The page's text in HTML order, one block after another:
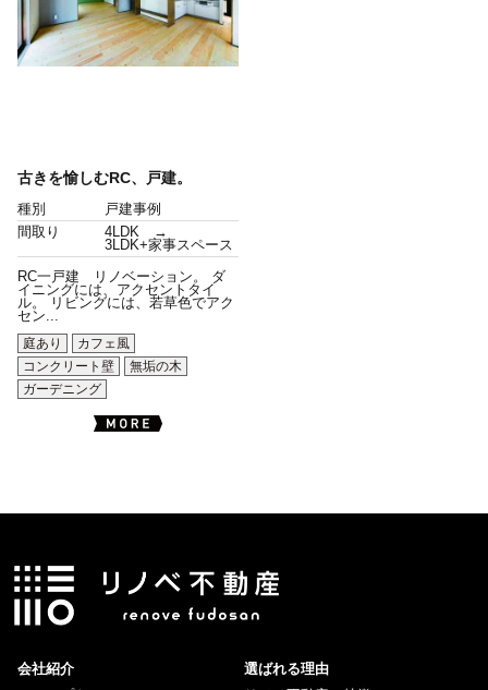
古きを愉しむRC、戸建。
種別
戸建事例
間取り
4LDK →
3LDK+家事スペース
RC一戸建 リノベーション。 ダ
イニングには、アクセントタイ
ル。 リビングには、若草色でアク
セン...
庭あり
カフェ風
コンクリート壁
無垢の木
ガーデニング
会社紹介
選ばれる理由